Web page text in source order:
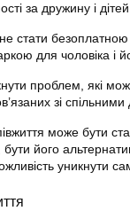
за дружину і
стати безоплатною
для чоловіка і
проблем, які
зі
може бути
його
уникнути